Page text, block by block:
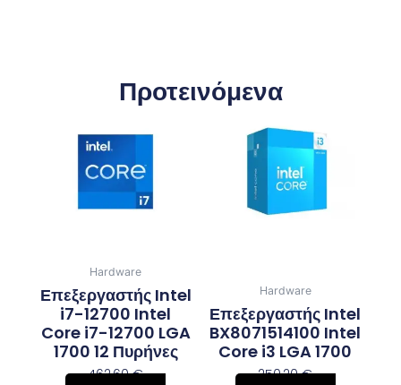
Προτεινόμενα
Hardware
Επεξεργαστής Intel
i7-12700 Intel
Core i7-12700 LGA
1700 12 Πυρήνες
462,60€
Hardware
Επεξεργαστής Intel
BX8071514100 Intel
Core i3 LGA 1700
250,20€